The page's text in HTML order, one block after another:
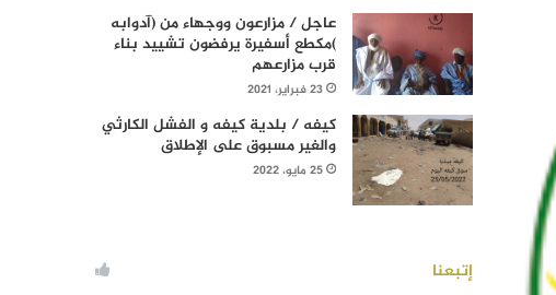
عاجل / مزارعون ووجهاء من (آدوابه
)مكطع أسفيرة يرفضون تشييد بناء
قرب مزارعهم
23 فبراير، 2021
كيفه / بلدية كيفه و الفشل الكارثي
والغير مسبوق على الإطلاق
25 مايو، 2022
إتبعنا